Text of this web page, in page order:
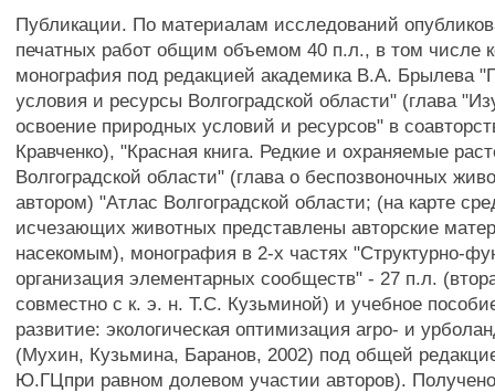
Публикации. По материалам исследований
печатных работ общим объемом 40 п.л., в том числе
монография под редакцией академика В.А. Брылева
условия и ресурсы Волгоградской области" (глава
освоение природных условий и ресурсов" в
Кравченко), "Красная книга. Редкие и охраняемые
Волгоградской области" (глава о беспозвоночных
автором) "Атлас Волгоградской области; (на карте
исчезающих животных представлены авторские
насекомым), монография в 2-х частях "Структурно-
организация элементарных сообществ" - 27 п.л.
совместно с к. э. н. Т.С. Кузьминой) и учебное
развитие: экологическая оптимизация arpo- и
(Мухин, Кузьмина, Баранов, 2002) под общей
Ю.ГЦпри равном долевом участии авторов).